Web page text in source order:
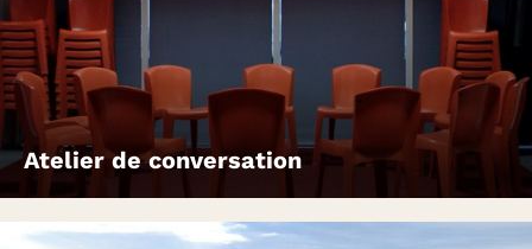
Atelier de conversation